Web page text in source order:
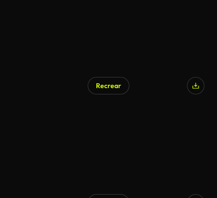
Recrear